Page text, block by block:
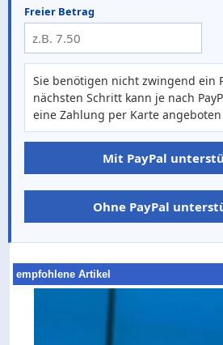
Freier Betrag
Sie benötigen nicht zwingend ein
nächsten Schritt kann je nach
eine Zahlung per Karte
Mit PayPal
Ohne PayPal
empfohlene Artikel